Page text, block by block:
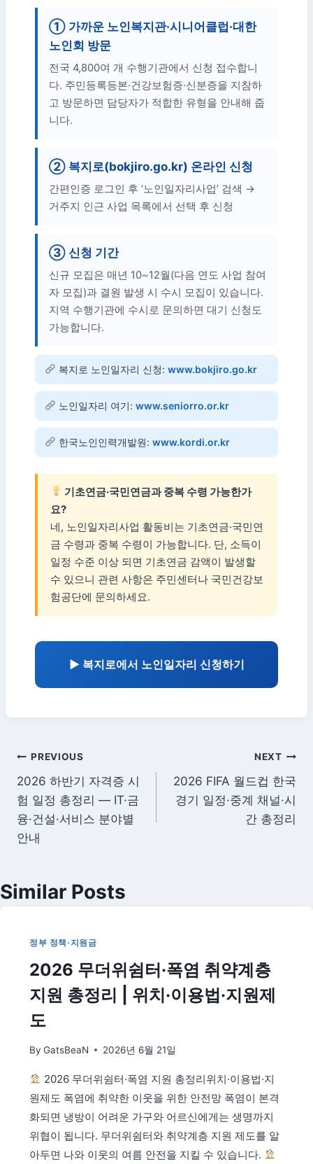
① 가까운 노인복지관·시니어클럽·대한
노인회 방문
전국 4,800여 개 수행기관에서 신청 접수합니
다. 주민등록등본·건강보험증·신분증을 지참하
고 방문하면 담당자가 적합한 유형을 안내해 줍
니다.
② 복지로(bokjiro.go.kr) 온라인 신청
간편인증 로그인 후 ‘노인일자리사업’ 검색 →
거주지 인근 사업 목록에서 선택 후 신청
③ 신청 기간
신규 모집은 매년 10~12월(다음 연도 사업 참여
자 모집)과 결원 발생 시 수시 모집이 있습니다.
지역 수행기관에 수시로 문의하면 대기 신청도
가능합니다.
복지로 노인일자리 신청:www.bokjiro.go.kr
노인일자리 여기:www.seniorro.or.kr
한국노인인력개발원:www.kordi.or.kr
기초연금·국민연금과 중복 수령 가능한가
요?
네, 노인일자리사업 활동비는 기초연금·국민연
금 수령과 중복 수령이 가능합니다. 단, 소득이
일정 수준 이상 되면 기초연금 감액이 발생할
수 있으니 관련 사항은 주민센터나 국민건강보
험공단에 문의하세요.
▶ 복지로에서 노인일자리 신청하기
글
탐
색
PREVIOUS
2026 하반기 자격증 시
험 일정 총정리 — IT·금
융·건설·서비스 분야별
안내
NEXT
2026 FIFA 월드컵 한국
경기 일정·중계 채널·시
간 총정리
Similar Posts
정부 정책·지원금
2026 무더위쉼터·폭염 취약계층
지원 총정리 | 위치·이용법·지원제
도
By GatsBeaN 2026년 6월 21일
2026 무더위쉼터·폭염 지원 총정리위치·이용법·지
원제도 폭염에 취약한 이웃을 위한 안전망 폭염이 본격
화되면 냉방이 어려운 가구와 어르신에게는 생명까지
위협이 됩니다. 무더위쉼터와 취약계층 지원 제도를 알
아두면 나와 이웃의 여름 안전을 지킬 수 있습니다.